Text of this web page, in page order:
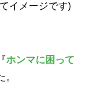
イメージです)
ホンマに困って